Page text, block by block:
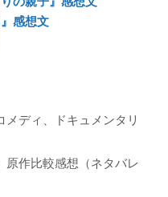
感想文
メディ 、
ドキュメンタリ
原作比較感想（ネタバレ